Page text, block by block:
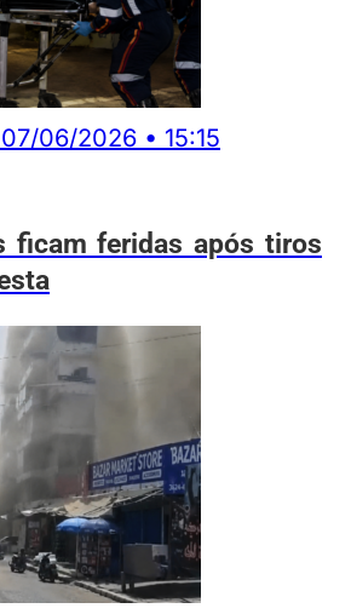
07/06/2026 • 15:15
ficam feridas após tiros